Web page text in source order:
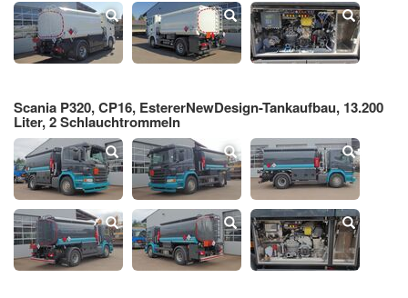
Scania P320, CP16, EstererNewDesign-Tankaufbau, 13.200
Liter, 2 Schlauchtrommeln